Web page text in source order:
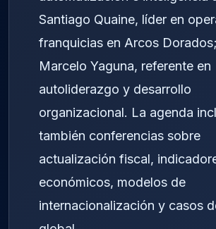
Santiago Quaine, líder en
franquicias en Arcos
Marcelo Yaguna, referente en
autoliderazgo y desarrollo
organizacional. La agenda
también conferencias sobre
actualización fiscal,
económicos, modelos de
internacionalización y casos